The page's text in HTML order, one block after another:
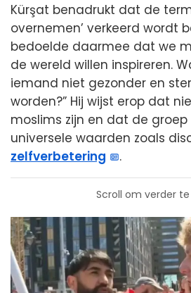
Kürşat benadrukt dat de
overnemen’ verkeerd wordt
bedoelde daarmee dat we
de wereld willen inspireren.
iemand niet gezonder en
worden?” Hij wijst erop dat
moslims zijn en dat de
universele waarden zoals
zelfverbetering
.
Scroll om verder